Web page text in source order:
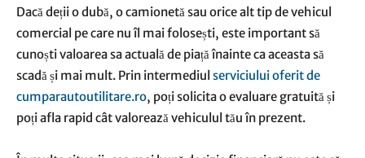
Dacă deții o dubă, o camionetă sau orice alt tip de vehicul
comercial pe care nu îl mai folosești, este important să
cunoști valoarea sa actuală de piață înainte ca aceasta să
scadă și mai mult. Prin intermediul serviciului oferit de
cumparautoutilitare.ro, poți solicita o evaluare gratuită și
poți afla rapid cât valorează vehiculul tău în prezent.